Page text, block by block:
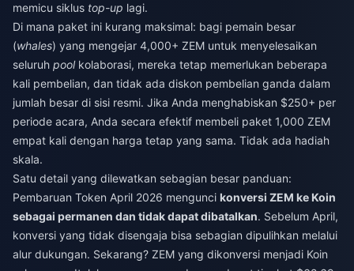
memicu siklus top-up lagi.
Di mana paket ini kurang maksimal: bagi pemain besar
(whales) yang mengejar 4,000+ ZEM untuk menyelesaikan
seluruh poolkolaborasi, mereka tetap memerlukan beberapa
kali pembelian, dan tidak ada diskon pembelian ganda dalam
jumlah besar di sisi resmi. Jika Anda menghabiskan $250+ per
periode acara, Anda secara efektif membeli paket 1,000 ZEM
empat kali dengan harga tetap yang sama. Tidak ada hadiah
skala.
Satu detail yang dilewatkan sebagian besar panduan:
Pembaruan Token April 2026 mengunci konversi ZEM ke Koin
sebagai permanen dan tidak dapat dibatalkan. Sebelum April,
konversi yang tidak disengaja bisa sebagian dipulihkan melalui
alur dukungan. Sekarang? ZEM yang dikonversi menjadi Koin